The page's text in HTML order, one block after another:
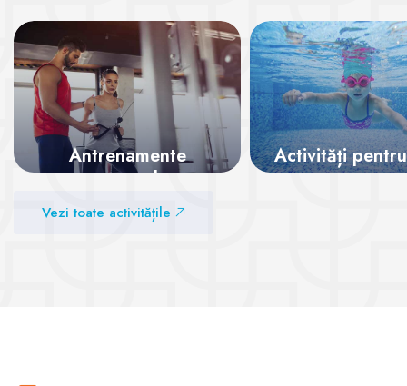
Antrenamente
personale
Activități
Vezi toate activitățile